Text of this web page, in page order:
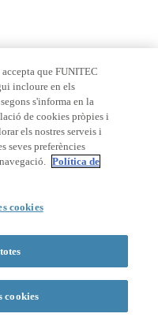
URL |Avís legal
que FUNITEC
incloure en els
s'informa en la
de cookies pròpies i
els nostres serveis i
seves preferències
Política de
cookies
cookies